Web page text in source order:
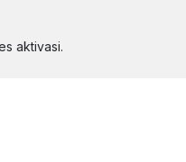
aktivasi.